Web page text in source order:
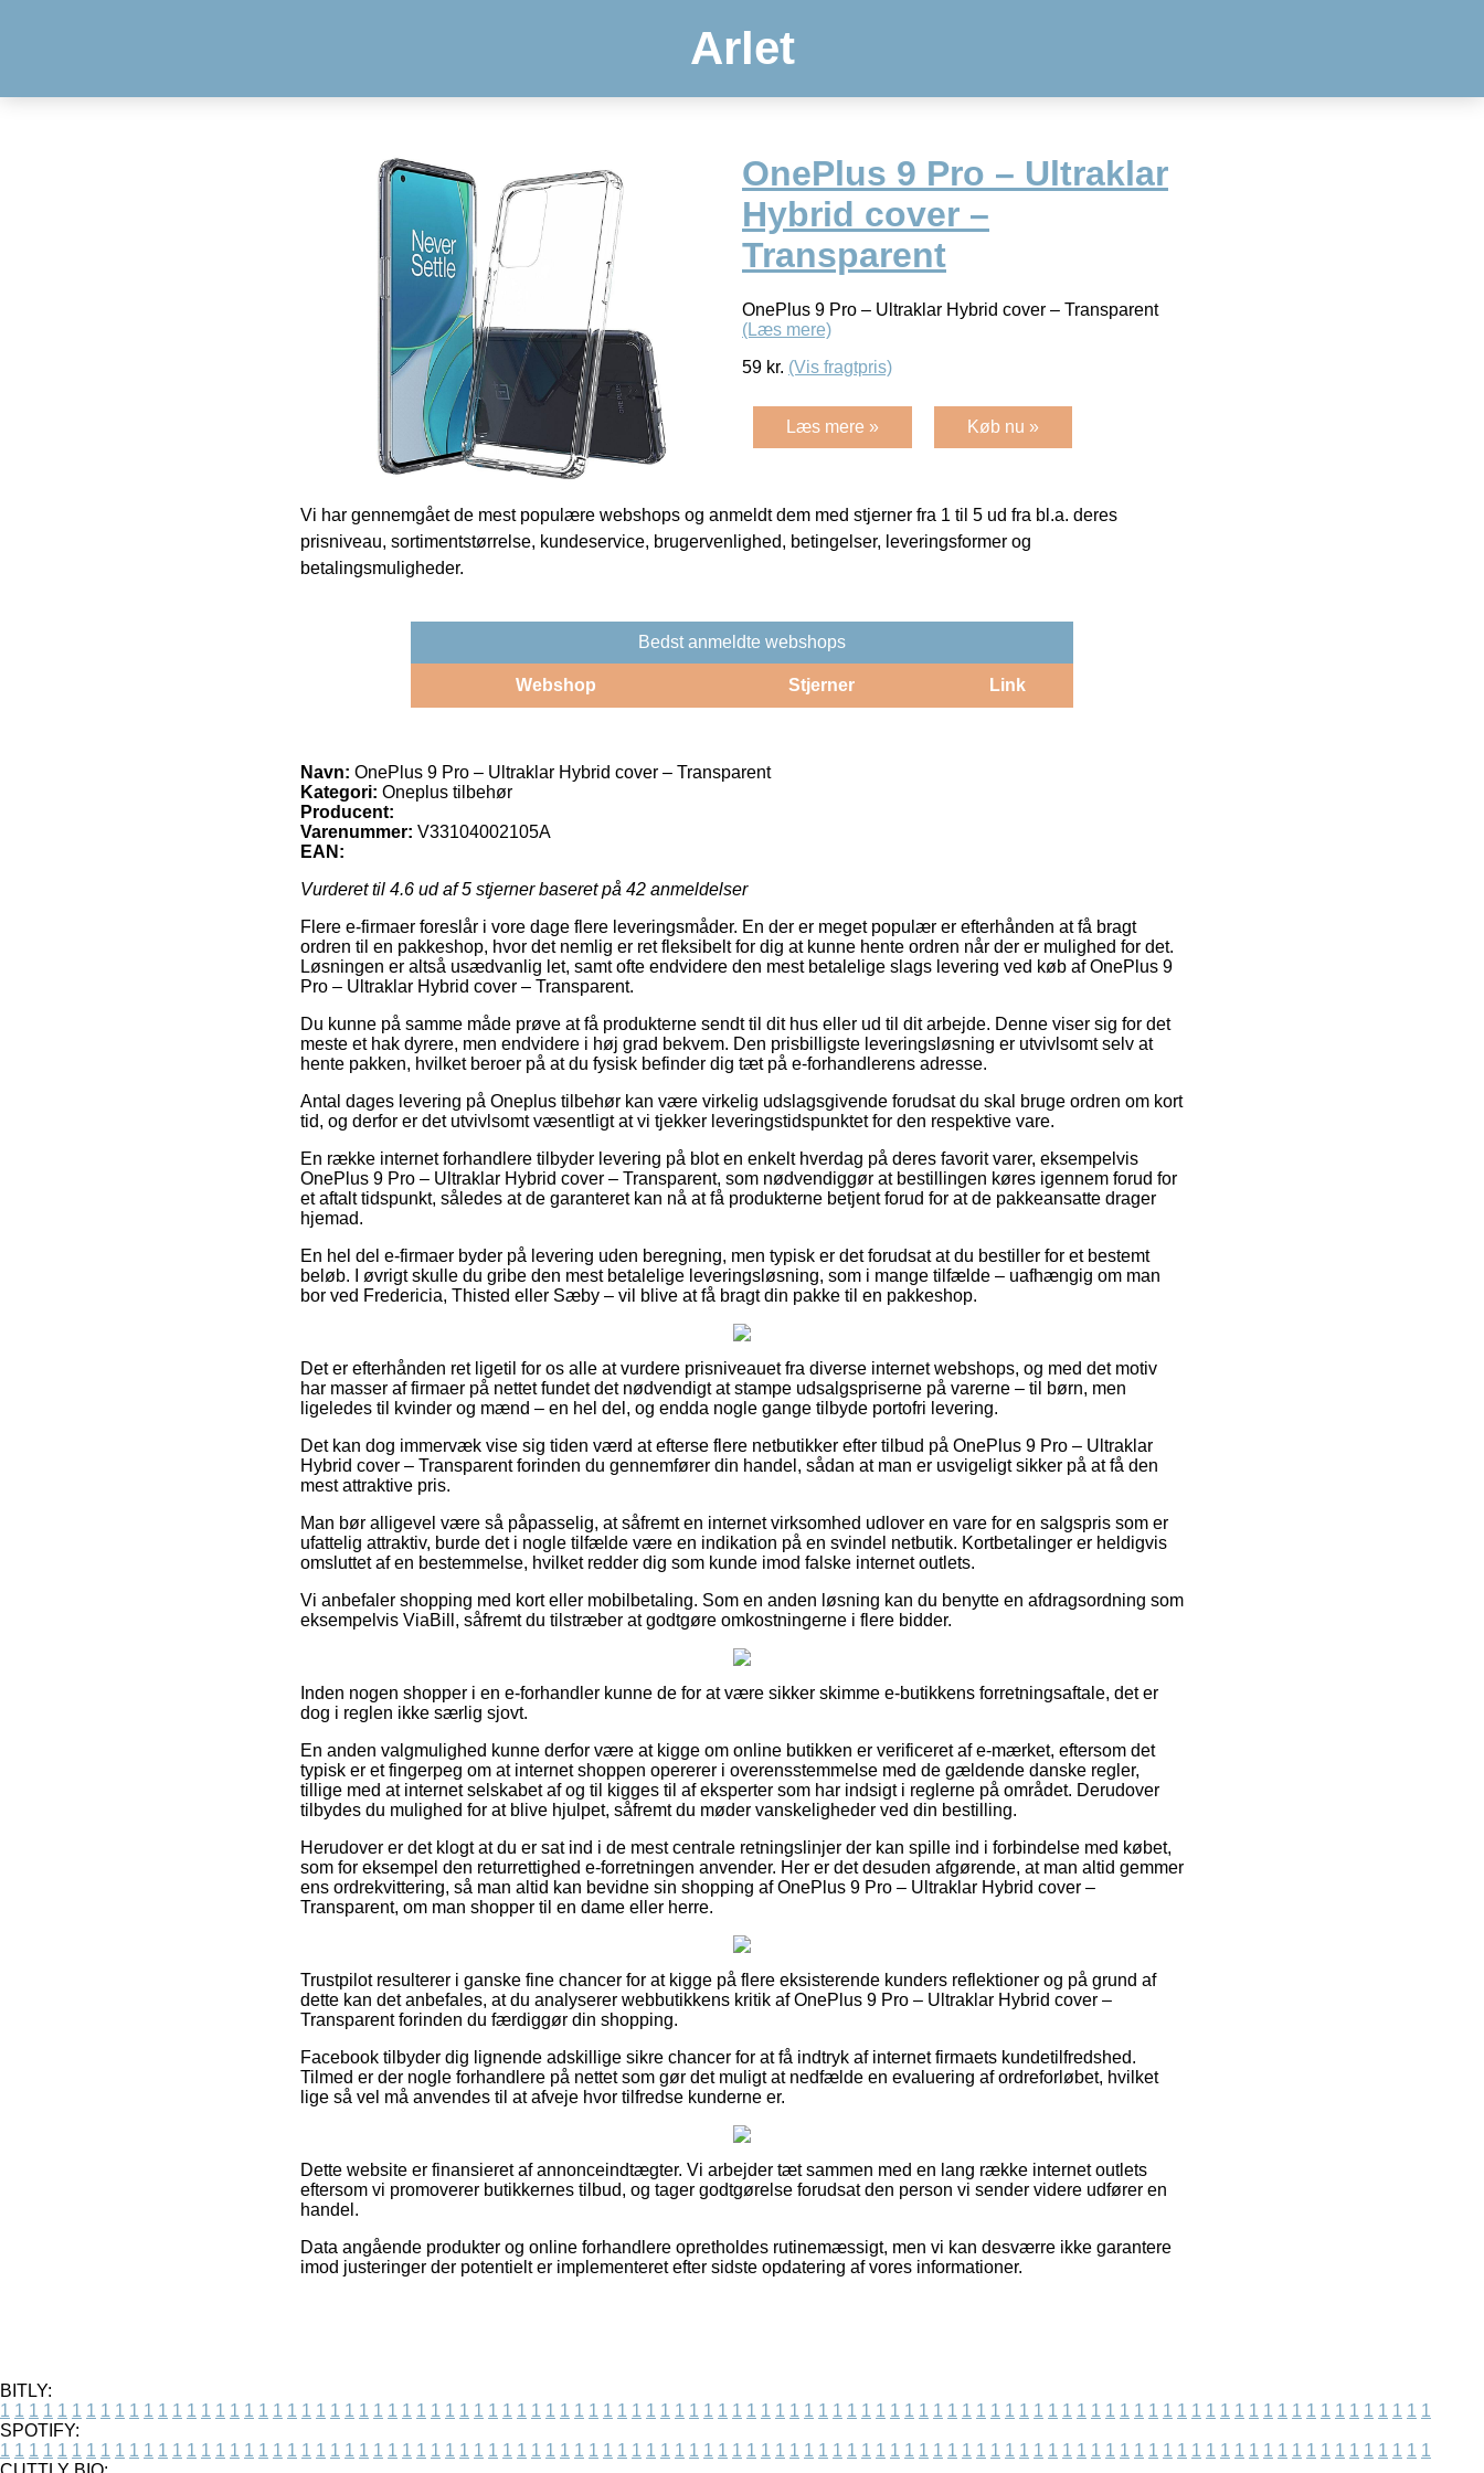
Arlet
OnePlus 9 Pro – Ultraklar
Hybrid cover –
Transparent
OnePlus 9 Pro – Ultraklar Hybrid cover – Transparent
(Læs mere)
59 kr. (Vis fragtpris)
Læs mere » Køb nu »
Vi har gennemgået de mest populære webshops og anmeldt dem med stjerner fra 1 til 5 ud fra bl.a. deres
prisniveau, sortimentstørrelse, kundeservice, brugervenlighed, betingelser, leveringsformer og
betalingsmuligheder.
Bedst anmeldte webshops
Webshop Stjerner Link
Navn: OnePlus 9 Pro – Ultraklar Hybrid cover – Transparent
Kategori: Oneplus tilbehør
Producent:
Varenummer: V33104002105A
EAN:
Vurderet til 4.6 ud af 5 stjerner baseret på 42 anmeldelser
Flere e-firmaer foreslår i vore dage flere leveringsmåder. En der er meget populær er efterhånden at få bragt
ordren til en pakkeshop, hvor det nemlig er ret fleksibelt for dig at kunne hente ordren når der er mulighed for det.
Løsningen er altså usædvanlig let, samt ofte endvidere den mest betalelige slags levering ved køb af OnePlus 9
Pro – Ultraklar Hybrid cover – Transparent.
Du kunne på samme måde prøve at få produkterne sendt til dit hus eller ud til dit arbejde. Denne viser sig for det
meste et hak dyrere, men endvidere i høj grad bekvem. Den prisbilligste leveringsløsning er utvivlsomt selv at
hente pakken, hvilket beroer på at du fysisk befinder dig tæt på e-forhandlerens adresse.
Antal dages levering på Oneplus tilbehør kan være virkelig udslagsgivende forudsat du skal bruge ordren om kort
tid, og derfor er det utvivlsomt væsentligt at vi tjekker leveringstidspunktet for den respektive vare.
En række internet forhandlere tilbyder levering på blot en enkelt hverdag på deres favorit varer, eksempelvis
OnePlus 9 Pro – Ultraklar Hybrid cover – Transparent, som nødvendiggør at bestillingen køres igennem forud for
et aftalt tidspunkt, således at de garanteret kan nå at få produkterne betjent forud for at de pakkeansatte drager
hjemad.
En hel del e-firmaer byder på levering uden beregning, men typisk er det forudsat at du bestiller for et bestemt
beløb. I øvrigt skulle du gribe den mest betalelige leveringsløsning, som i mange tilfælde – uafhængig om man
bor ved Fredericia, Thisted eller Sæby – vil blive at få bragt din pakke til en pakkeshop.
Det er efterhånden ret ligetil for os alle at vurdere prisniveauet fra diverse internet webshops, og med det motiv
har masser af firmaer på nettet fundet det nødvendigt at stampe udsalgspriserne på varerne – til børn, men
ligeledes til kvinder og mænd – en hel del, og endda nogle gange tilbyde portofri levering.
Det kan dog immervæk vise sig tiden værd at efterse flere netbutikker efter tilbud på OnePlus 9 Pro – Ultraklar
Hybrid cover – Transparent forinden du gennemfører din handel, sådan at man er usvigeligt sikker på at få den
mest attraktive pris.
Man bør alligevel være så påpasselig, at såfremt en internet virksomhed udlover en vare for en salgspris som er
ufattelig attraktiv, burde det i nogle tilfælde være en indikation på en svindel netbutik. Kortbetalinger er heldigvis
omsluttet af en bestemmelse, hvilket redder dig som kunde imod falske internet outlets.
Vi anbefaler shopping med kort eller mobilbetaling. Som en anden løsning kan du benytte en afdragsordning som
eksempelvis ViaBill, såfremt du tilstræber at godtgøre omkostningerne i flere bidder.
Inden nogen shopper i en e-forhandler kunne de for at være sikker skimme e-butikkens forretningsaftale, det er
dog i reglen ikke særlig sjovt.
En anden valgmulighed kunne derfor være at kigge om online butikken er verificeret af e-mærket, eftersom det
typisk er et fingerpeg om at internet shoppen opererer i overensstemmelse med de gældende danske regler,
tillige med at internet selskabet af og til kigges til af eksperter som har indsigt i reglerne på området. Derudover
tilbydes du mulighed for at blive hjulpet, såfremt du møder vanskeligheder ved din bestilling.
Herudover er det klogt at du er sat ind i de mest centrale retningslinjer der kan spille ind i forbindelse med købet,
som for eksempel den returrettighed e-forretningen anvender. Her er det desuden afgørende, at man altid gemmer
ens ordrekvittering, så man altid kan bevidne sin shopping af OnePlus 9 Pro – Ultraklar Hybrid cover –
Transparent, om man shopper til en dame eller herre.
Trustpilot resulterer i ganske fine chancer for at kigge på flere eksisterende kunders reflektioner og på grund af
dette kan det anbefales, at du analyserer webbutikkens kritik af OnePlus 9 Pro – Ultraklar Hybrid cover –
Transparent forinden du færdiggør din shopping.
Facebook tilbyder dig lignende adskillige sikre chancer for at få indtryk af internet firmaets kundetilfredshed.
Tilmed er der nogle forhandlere på nettet som gør det muligt at nedfælde en evaluering af ordreforløbet, hvilket
lige så vel må anvendes til at afveje hvor tilfredse kunderne er.
Dette website er finansieret af annonceindtægter. Vi arbejder tæt sammen med en lang række internet outlets
eftersom vi promoverer butikkernes tilbud, og tager godtgørelse forudsat den person vi sender videre udfører en
handel.
Data angående produkter og online forhandlere opretholdes rutinemæssigt, men vi kan desværre ikke garantere
imod justeringer der potentielt er implementeret efter sidste opdatering af vores informationer.
BITLY:
1 1 1 1 1 1 1 1 1 1 1 1 1 1 1 1 1 1 1 1 1 1 1 1 1 1 1 1 1 1 1 1 1 1 1 1 1 1 1 1 1 1 1 1 1 1 1 1 1 1 1 1 1 1 1 1 1 1 1 1 1 1 1 1 1 1 1 1 1 1 1 1 1 1 1 1 1 1 1 1 1 1 1 1 1 1 1 1 1 1 1 1 1 1 1 1 1 1 1 1
SPOTIFY:
1 1 1 1 1 1 1 1 1 1 1 1 1 1 1 1 1 1 1 1 1 1 1 1 1 1 1 1 1 1 1 1 1 1 1 1 1 1 1 1 1 1 1 1 1 1 1 1 1 1 1 1 1 1 1 1 1 1 1 1 1 1 1 1 1 1 1 1 1 1 1 1 1 1 1 1 1 1 1 1 1 1 1 1 1 1 1 1 1 1 1 1 1 1 1 1 1 1 1 1